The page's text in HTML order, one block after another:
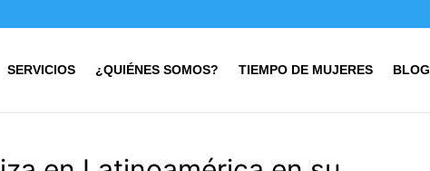
SERVICIOS ¿QUIÉNES SOMOS? TIEMPO DE MUJERES BLOG